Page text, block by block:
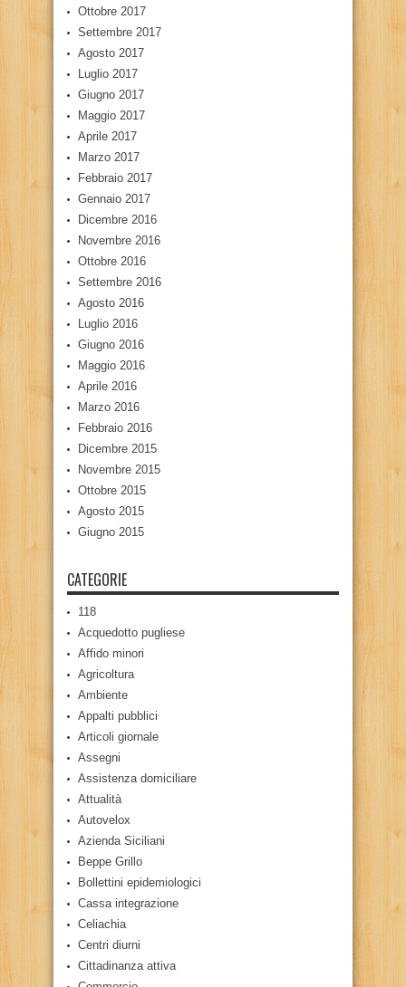
Ottobre 2017
Settembre 2017
Agosto 2017
Luglio 2017
Giugno 2017
Maggio 2017
Aprile 2017
Marzo 2017
Febbraio 2017
Gennaio 2017
Dicembre 2016
Novembre 2016
Ottobre 2016
Settembre 2016
Agosto 2016
Luglio 2016
Giugno 2016
Maggio 2016
Aprile 2016
Marzo 2016
Febbraio 2016
Dicembre 2015
Novembre 2015
Ottobre 2015
Agosto 2015
Giugno 2015
CATEGORIE
118
Acquedotto pugliese
Affido minori
Agricoltura
Ambiente
Appalti pubblici
Articoli giornale
Assegni
Assistenza domiciliare
Attualità
Autovelox
Azienda Siciliani
Beppe Grillo
Bollettini epidemiologici
Cassa integrazione
Celiachia
Centri diurni
Cittadinanza attiva